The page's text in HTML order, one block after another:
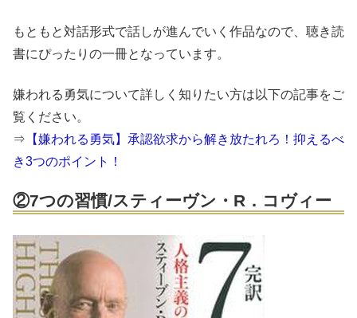
もともと対話形式で話しが進んでいく作品なので、聴き読
書にぴったりの一冊となっています。
嫌われる勇気について詳しく知りたい方は以下の記事をご
覧ください。
⇒ 【嫌われる勇気】承認欲求から解き放たれろ！抑えるべ
き3つのポイント！
②7つの習慣/スティーヴン・R．コヴィー